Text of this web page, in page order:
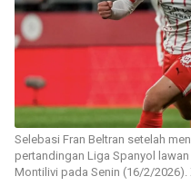
Selebasi Fran Beltran setelah
pertandingan Liga Spanyol
Montilivi pada Senin (16/2/